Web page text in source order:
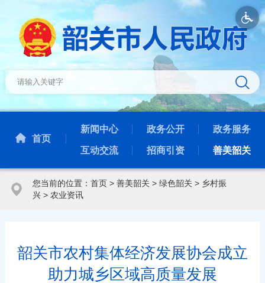
首页
新闻中心 政务公开 政务服务
互动交流 招商引资 善美韶关
您当前的位置： 首页> 善美韶关> 绿色韶关> 乡村振
兴> 农业资讯
韶关市农村集体经济发展协会成立
助力城乡区域高质量发展